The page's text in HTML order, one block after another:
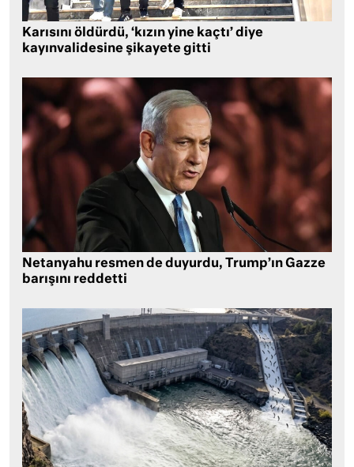
Karısını öldürdü, ‘kızın yine kaçtı’ diye
kayınvalidesine şikayete gitti
Netanyahu resmen de duyurdu, Trump’ın Gazze
barışını reddetti